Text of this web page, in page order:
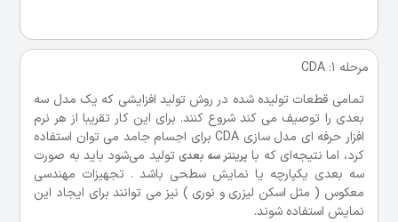
مرحله 1: CDA
تمامی قطعات تولیده شده در روش تولید افزایشی که یک مدل سه
بعدی را توصیف می کند شروع کنند. برای این کار تقریبا از هر نرم
افزار حرفه ای مدل سازی CDA برای اجسام جامد می توان استفاده
کرد، اما نتیجه‌ای که با پرینتر سه بعدیتولید می‌شود باید به صورت
سه بعدی یکپارچه یا نمایش سطحی باشد . تجهیزات مهندسی
معکوس ( مثل اسکن لیزری و نوری ) نیز می توانند برای ایجاد این
نمایش استفاده شوند.